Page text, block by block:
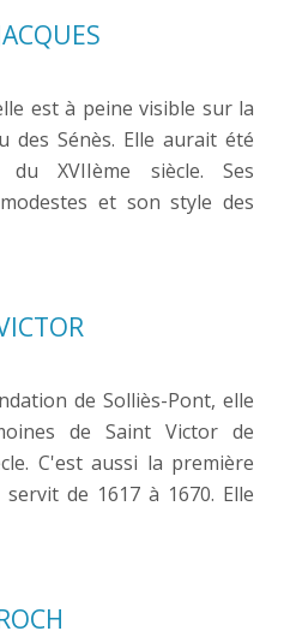
est à peine visible sur la
des Sénès. Elle aurait été
XVIIème siècle. Ses
et son style des
de Solliès-Pont, elle
de Saint Victor de
C'est aussi la première
de 1617 à 1670. Elle